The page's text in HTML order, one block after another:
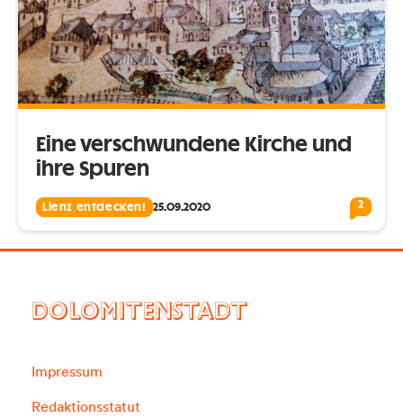
Eine verschwundene Kirche und
ihre Spuren
Lienz entdecken! 25.09.2020 2
DOLOMITENSTADT
Impressum
Redaktionsstatut